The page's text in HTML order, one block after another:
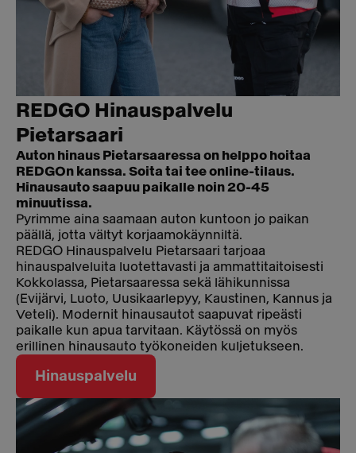
REDGO Hinauspalvelu
Pietarsaari
Auton hinaus Pietarsaaressa on helppo hoitaa
REDGOn kanssa. Soita tai tee online-tilaus.
Hinausauto saapuu paikalle noin 20-45
minuutissa.
Pyrimme aina saamaan auton kuntoon jo paikan
päällä, jotta vältyt korjaamokäynniltä.
REDGO Hinauspalvelu Pietarsaari tarjoaa
hinauspalveluita luotettavasti ja ammattitaitoisesti
Kokkolassa, Pietarsaaressa sekä lähikunnissa
(Evijärvi, Luoto, Uusikaarlepyy, Kaustinen, Kannus ja
Veteli). Modernit hinausautot saapuvat ripeästi
paikalle kun apua tarvitaan. Käytössä on myös
erillinen hinausauto työkoneiden kuljetukseen.
Hinauspalvelu